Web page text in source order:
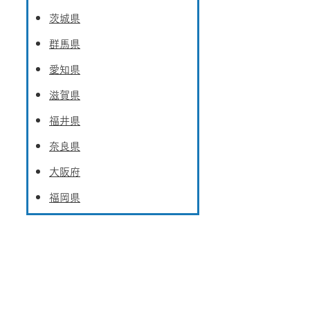
茨城県
群馬県
愛知県
滋賀県
福井県
奈良県
大阪府
福岡県